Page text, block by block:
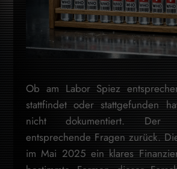
Ob am Labor Spiez
stattfindet oder stattgefunden
nicht dokumentiert. Der
entsprechende Fragen zurück.
im Mai 2025 ein klares